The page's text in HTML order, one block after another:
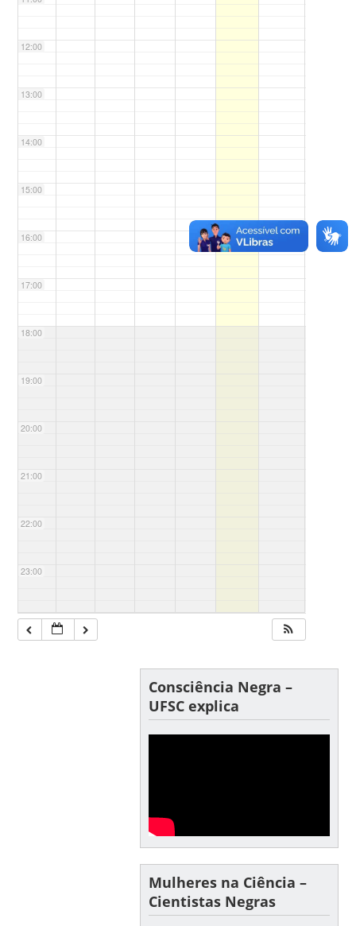
12:00
13:00
14:00
15:00
16:00
17:00
18:00
19:00
20:00
21:00
22:00
23:00
Consciência Negra –
UFSC explica
Mulheres na Ciência –
Cientistas Negras